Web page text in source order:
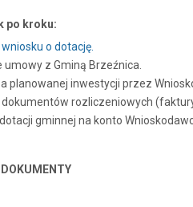
po kroku:
wniosku o dotację.
umowy z Gminą Brzeźnica.
planowanej inwestycji przez
dokumentów rozliczeniowych
gminnej na konto